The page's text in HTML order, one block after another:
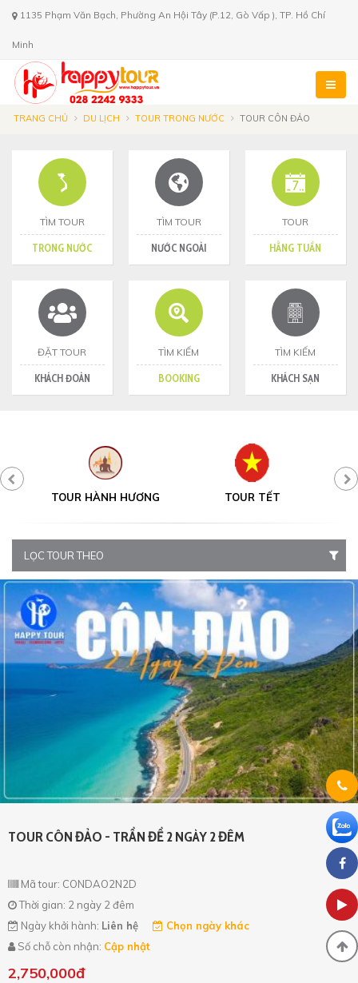
1135 Phạm Văn Bạch, Phường An Hội Tây (P.12, Gò Vấp ), TP. Hồ Chí
Minh
TRANG CHỦ DU LỊCH TOUR TRONG NƯỚC TOUR CÔN ĐẢO
TÌM TOUR
TRONG NƯỚC
TÌM TOUR
NƯỚC NGOÀI
TOUR
HẰNG TUẦN
ĐẶT TOUR
KHÁCH ĐOÀN
TÌM KIẾM
BOOKING
TÌM KIẾM
KHÁCH SẠN
TOUR HÀNH HƯƠNG TOUR TẾT
LỌC TOUR THEO
TOUR CÔN ĐẢO - TRẦN ĐỀ 2 NGÀY 2 ĐÊM
Mã tour: CONDAO2N2D
Thời gian: 2 ngày 2 đêm
Ngày khởi hành: Liên hệ
Chọn ngày khác
Số chỗ còn nhận: Cập nhật
2,750,000đ